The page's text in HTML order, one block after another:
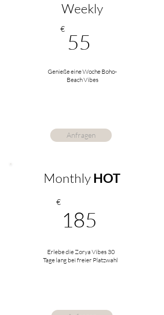
Weekly
€
55
Genieße eine Woche Boho-
Beach Vibes
Anfragen
Monthly HOT
Erlebe die Zorya Vibes 30
Tage lang bei freier Platzwahl
€
185